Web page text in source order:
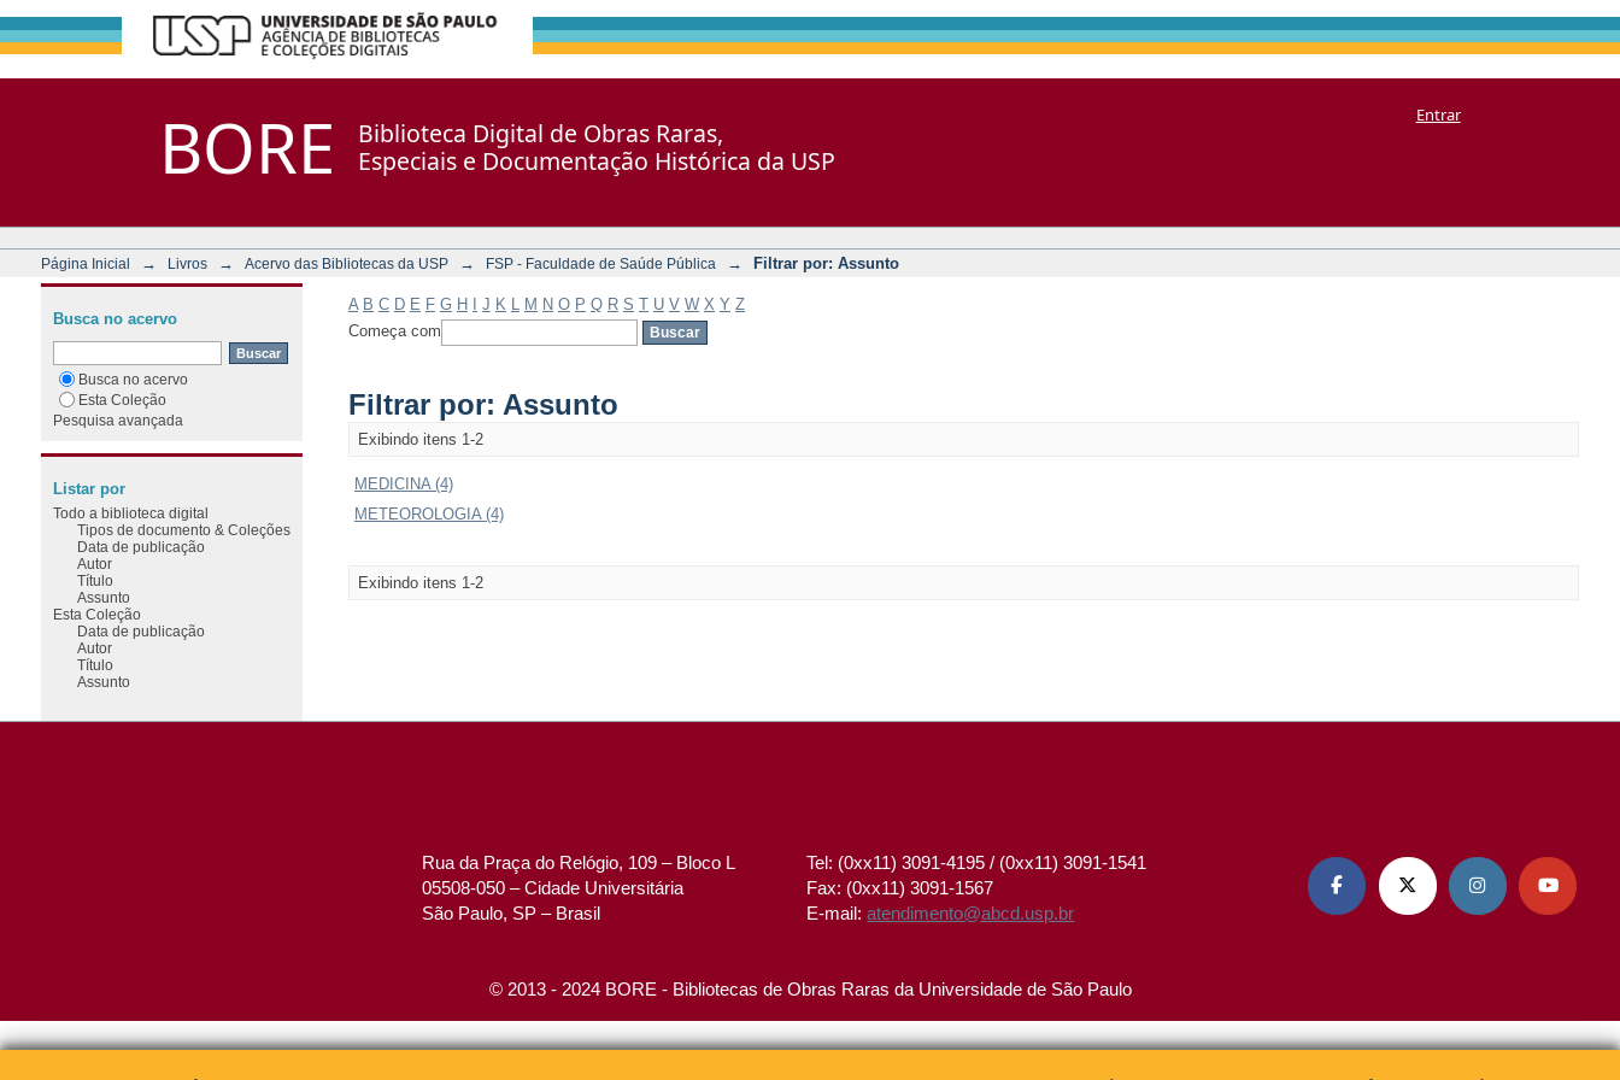
BORE
Biblioteca Digital de Obras Raras,
Especiais e Documentação Histórica da USP
Entrar
Página Inicial → Livros → Acervo das Bibliotecas da USP → FSP - Faculdade de Saúde Pública → Filtrar por: Assunto
A B C D E F G H J K M N O P Q R S T U V W X Y Z
Começa com
Filtrar por: Assunto
Exibindo itens 1-2
MEDICINA (4)
METEOROLOGIA (4)
Exibindo itens 1-2
Busca no acervo
Busca no acervo
Esta Coleção
Pesquisa avançada
Listar por
Todo a biblioteca digital
Tipos de documento & Coleções
Data de publicação
Autor
Título
Assunto
Esta Coleção
Data de publicação
Autor
Título
Assunto
Rua da Praça do Relógio, 109 – Bloco L
05508-050 – Cidade Universitária
São Paulo, SP – Brasil
Tel: (0xx11) 3091-4195 / (0xx11) 3091-1541
Fax: (0xx11) 3091-1567
E-mail:atendimento@abcd.usp.br
   
© 2013 - 2024 BORE - Bibliotecas de Obras Raras da Universidade de São Paulo